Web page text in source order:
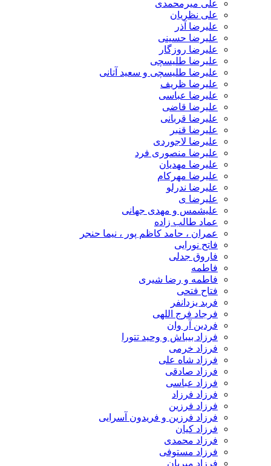
علی میرمحمدی
علی نظریان
علیرضا آذر
علیرضا حسینی
علیرضا روزگار
علیرضا طلیسچی
علیرضا طلیسچی و سعید آتانی
علیرضا ظریف
علیرضا عباسی
علیرضا قاضی
علیرضا قربانی
علیرضا قنبر
علیرضا لاجوردی
علیرضا منصوری فرد
علیرضا مهدیان
علیرضا مهرکام
علیرضا ندرلو
علیرضا ی
علیشمس و مهدی جهانی
عماد طالب زاده
عمران ، حامد کاظم پور ، نیما حنجر
فاتح نورایی
فاروق جدلی
فاطمه
فاطمه و رضا شیری
فتاح فتحی
فربد یزدانفر
فرجاد فرج اللهی
فردین آر وان
فرزاد بیباش و وحید تتورا
فرزاد خرمی
فرزاد شاه علی
فرزاد صادقی
فرزاد عباسی
فرزاد فرزاد
فرزاد فرزین
فرزاد فرزین و فریدون آسرایی
فرزاد کیان
فرزاد محمدی
فرزاد مستوفی
فرزاد میریان